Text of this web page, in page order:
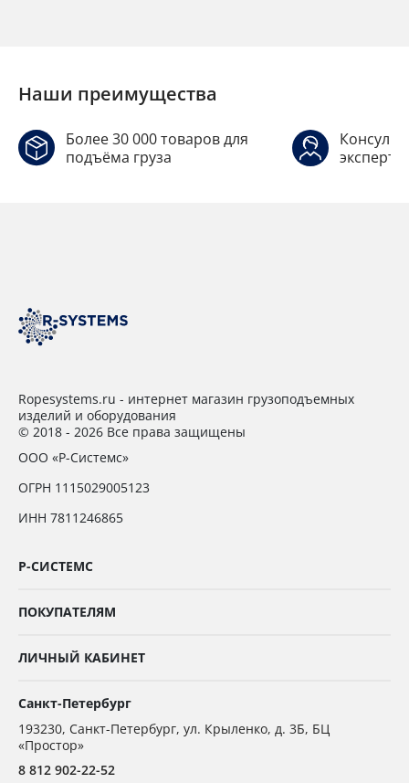
Наши преимущества
Более 30 000 товаров для
подъёма груза
Ropesystems.ru - интернет магазин грузоподъемных
изделий и оборудования
© 2018 - 2026 Все права защищены
ООО «Р-Системс»
ОГРН 1115029005123
ИНН 7811246865
Р-СИСТЕМС
ПОКУПАТЕЛЯМ
ЛИЧНЫЙ КАБИНЕТ
Санкт-Петербург
193230, Санкт-Петербург, ул. Крыленко, д. 3Б, БЦ
«Простор»
8 812 902-22-52